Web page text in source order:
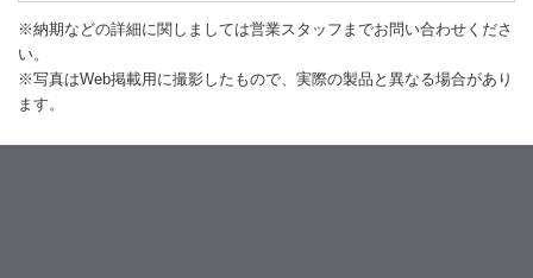
※納期などの詳細に関しましては営業スタッフまでお問い合わせくださ
い。
※写真はWeb掲載用に撮影したもので、実際の製品と異なる場合があり
ます。